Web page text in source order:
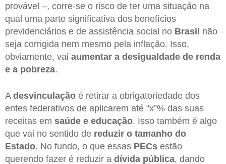
provável –, corre-se o risco de ter uma situação na
qual uma parte significativa dos benefícios
previdenciários e de assistência social no Brasil não
seja corrigida nem mesmo pela inflação. Isso,
obviamente, vai aumentar a desigualdade de renda
e a pobreza.
A desvinculação é retirar a obrigatoriedade dos
entes federativos de aplicarem até “x”% das suas
receitas em saúde e educação. Isso também é algo
que vai no sentido de reduzir o tamanho do
Estado. No fundo, o que essas PECs estão
querendo fazer é reduzir a dívida pública, dando